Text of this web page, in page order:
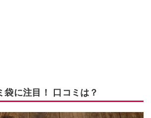
袋に注目！ 口コミは？